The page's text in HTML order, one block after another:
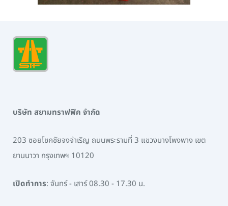
บริษัท สยามทราฟฟิค จำกัด
203 ซอยโชคชัยจงจำเริญ ถนนพระรามที่ 3 แขวงบางโพงพาง เขต
ยานนาวา กรุงเทพฯ 10120
เปิดทำการ: จันทร์ - เสาร์ 08.30 - 17.30 น.